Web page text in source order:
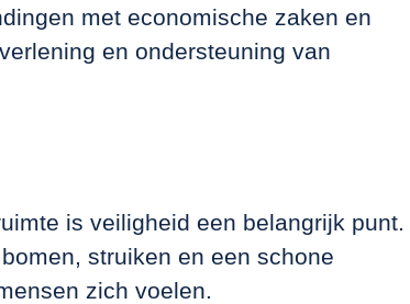
met economische zaken en
en ondersteuning van
is veiligheid een belangrijk punt.
struiken en een schone
zich voelen.